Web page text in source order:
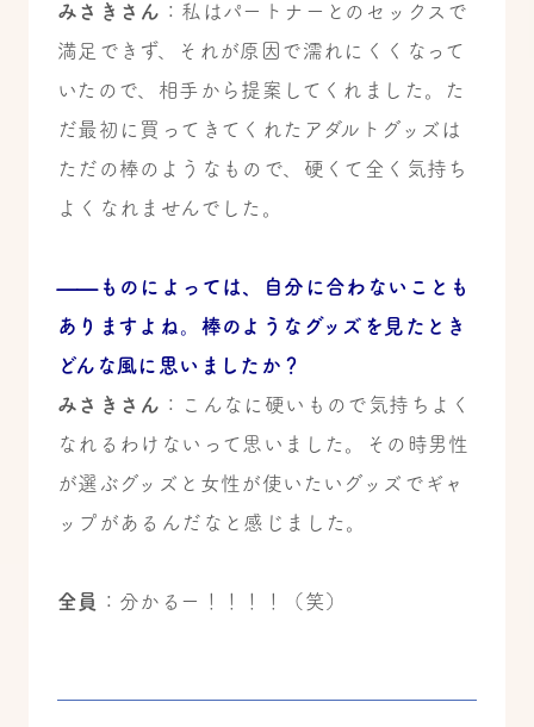
みさきさん ：私はパートナーとのセックスで
満足できず、それが原因で濡れにくくなって
いたので、相手から提案してくれました。た
だ最初に買ってきてくれたアダルトグッズは
ただの棒のようなもので、硬くて全く気持ち
よくなれませんでした。
——ものによっては、自分に合わないことも
ありますよね。棒のような グッズを見たとき
どんな風に思いましたか？
みさきさん ：こんなに硬いもので気持ちよく
なれるわけないって思いました。その時男性
が選ぶグッズと女性が使いたいグッズでギャ
ップがあるんだなと感じました。
全員 ：分かるー！！！！（笑）